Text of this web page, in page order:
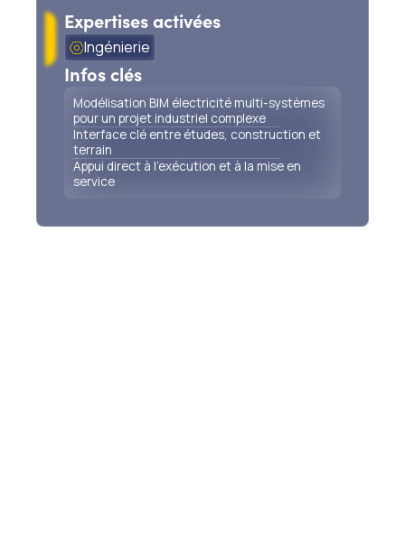
Expertises activées
Ingénierie
Infos clés
Modélisation BIM électricité multi-systèmes
pour un projet industriel complexe
Interface clé entre études, construction et
terrain
Appui direct à l’exécution et à la mise en
service